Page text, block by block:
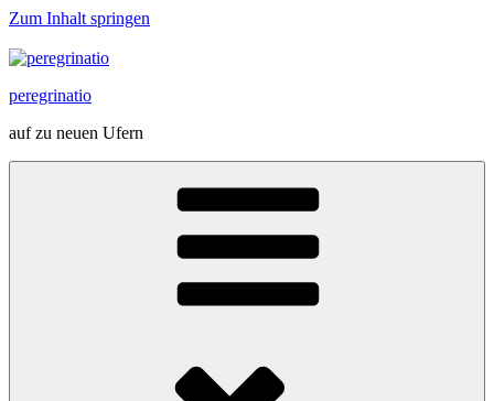
Zum Inhalt springen
peregrinatio
auf zu neuen Ufern